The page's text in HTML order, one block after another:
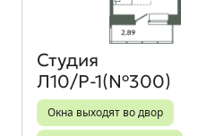
Студия
Л10/Р-1(№300)
Окна выходят во двор